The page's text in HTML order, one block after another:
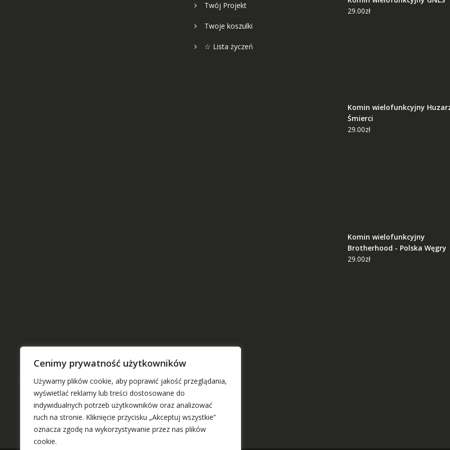
Cenimy prywatność użytkowników
Używamy plików cookie, aby poprawić jakość przeglądania,
wyświetlać reklamy lub treści dostosowane do
indywidualnych potrzeb użytkowników oraz analizować
ruch na stronie. Kliknięcie przycisku „Akceptuj wszystkie”
oznacza zgodę na wykorzystywanie przez nas plików
cookie.
Twój Projekt
Twoje koszulki
☆ Lista życzeń
29.00zł
Komin wielofunkcyjny
Śmierci
29.00zł
Komin wielofunkcyjny
Brotherhood - Polska Węgry
29.00zł